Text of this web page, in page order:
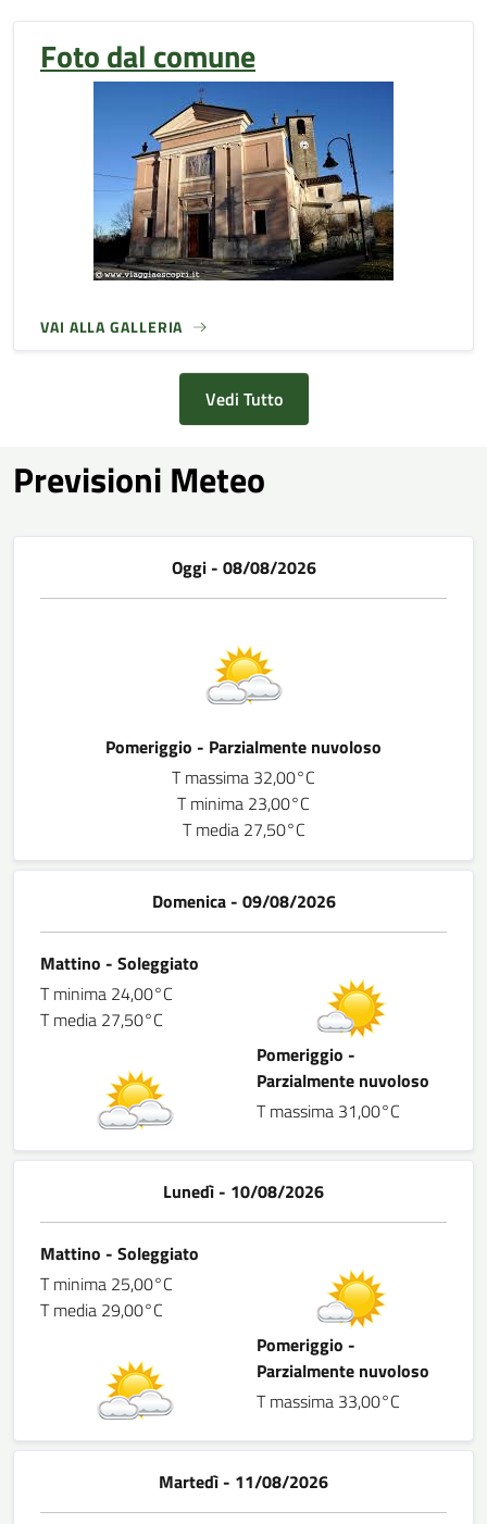
Foto dal comune
VAI ALLA GALLERIA
Vedi Tutto
Previsioni Meteo
Oggi - 08/08/2026
Pomeriggio - Parzialmente nuvoloso
T massima 32,00°C
T minima 23,00°C
T media 27,50°C
Domenica - 09/08/2026
Mattino - Soleggiato
T minima 24,00°C
T media 27,50°C
Pomeriggio -
Parzialmente nuvoloso
T massima 31,00°C
Lunedì - 10/08/2026
Mattino - Soleggiato
T minima 25,00°C
T media 29,00°C
Pomeriggio -
Parzialmente nuvoloso
T massima 33,00°C
Martedì - 11/08/2026